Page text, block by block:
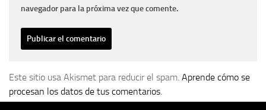
navegador para la próxima vez que comente.
Este sitio usa Akismet para reducir el spam. Aprende cómo se
procesan los datos de tus comentarios.